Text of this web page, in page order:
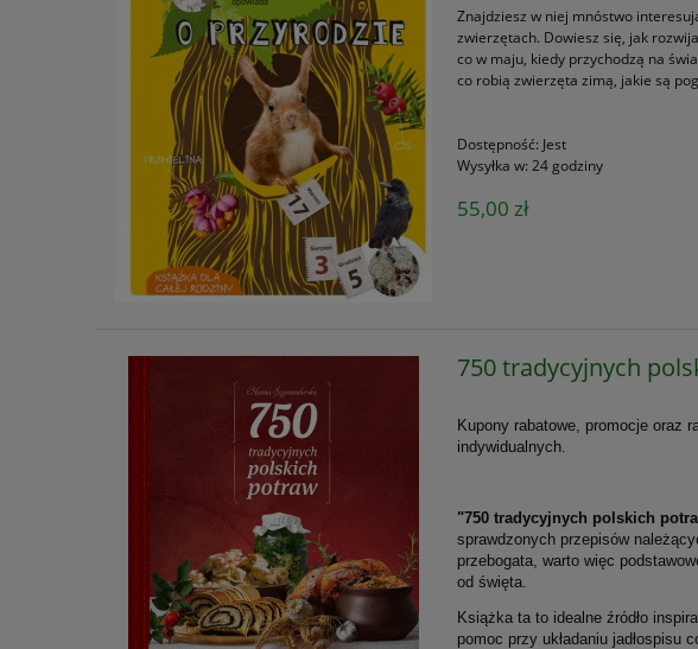
Znajdziesz w niej mnóstwo
zwierzętach. Dowiesz się, jak
co w maju, kiedy przychodzą na
co robią zwierzęta zimą, jakie są
Dostępność: Jest
Wysyłka w: 24 godziny
55,00 zł
750 tradycyjnych
Kupony rabatowe, promocje oraz
indywidualnych.
"750 tradycyjnych polskich
sprawdzonych przepisów
przebogata, warto więc
od święta.
Książka ta to idealne źródło
pomoc przy układaniu jadłospisu